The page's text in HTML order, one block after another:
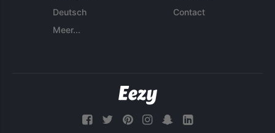
Deutsch
Meer...
Contact